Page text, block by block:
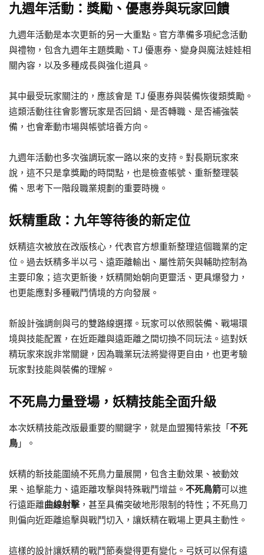
九週年活動：獎勵、優惠券與玩家回饋
九週年活動是本次更新的另一大重點。官方準備多項紀念活動
與禮物，包含九週年主題獎勵、TJ 優惠券、變身與魔法娃娃相
關內容，以及多種成長與強化道具。
其中最受玩家關注的，應該會是 TJ 優惠券與裝備恢復類獎勵。
這類活動往往會影響玩家是否回鍋、是否轉職、是否補強裝
備，也會牽動市場與帳號培養方向。
九週年活動也多次強調玩家一路以來的支持。對長期玩家來
說，這不只是拿獎勵的時間點，也是檢查帳號、重新整理裝
備、思考下一階段職業規劃的重要時機。
妖精重啟：九年等待後的新定位
妖精這次被放在改版核心，代表官方想重新整理這個職業的定
位。過去妖精多半以弓、遠距離輸出、屬性箭矢與輔助控制為
主要印象；這次更新後，妖精開始朝向更靈活、更具爆發力，
也更能應對多種戰鬥情境的方向發展。
新設計強調劍與弓的雙路線選擇。玩家可以依照裝備、戰場環
境與技能配置，在近距離與遠距離之間切換不同玩法。這對妖
精玩家來說非常關鍵，因為職業玩法將變得更自由，也更考驗
玩家對技能與裝備的理解。
不死鳥力量登場，妖精技能全面升級
本次妖精技能改版最重要的關鍵字，就是血盟獨特紫技「 不死
鳥 」。
妖精的新技能圍繞不死鳥力量展開，包含主動效果、被動效
果、追擊能力、遠距離攻擊與特殊戰鬥增益。 不死鳥箭可以進
行遠距離曲線射擊，甚至具備突破地形限制的特性；不死鳥刀
則偏向近距離追擊與戰鬥切入，讓妖精在戰場上更具主動性。
這樣的設計讓妖精的戰鬥節奏變得更有變化。弓妖可以保有遠